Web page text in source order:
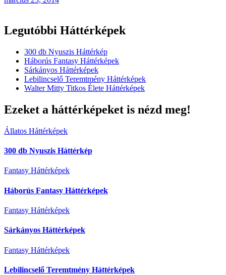
Legutóbbi Háttérképek
300 db Nyuszis Háttérkép
Háborús Fantasy Háttérképek
Sárkányos Háttérképek
Lebilincselő Teremtmény Háttérképek
Walter Mitty Titkos Élete Háttérképek
Ezeket a háttérképeket is nézd meg!
Állatos Háttérképek
300 db Nyuszis Háttérkép
Fantasy Háttérképek
Háborús Fantasy Háttérképek
Fantasy Háttérképek
Sárkányos Háttérképek
Fantasy Háttérképek
Lebilincselő Teremtmény Háttérképek